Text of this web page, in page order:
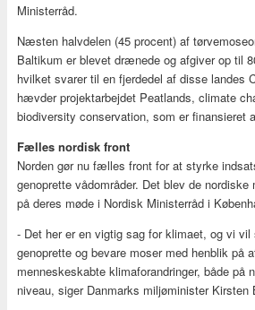
Ministerråd.
Næsten halvdelen (45 procent) af
Baltikum er blevet drænede og afgiver op til
hvilket svarer til en fjerdedel af disse landes
hævder projektarbejdet Peatlands, climate
biodiversity conservation, som er finansieret
Fælles nordisk front
Norden gør nu fælles front for at styrke
genoprette vådområder. Det blev de nordiske
på deres møde i Nordisk Ministerråd i
- Det her er en vigtig sag for klimaet, og vi vil
genoprette og bevare moser med henblik på
menneskeskabte klimaforandringer, både på
niveau, siger Danmarks miljøminister Kirsten